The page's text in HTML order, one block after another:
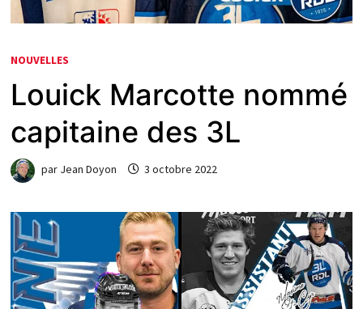
NOUVELLES
Louick Marcotte nommé
capitaine des 3L
par Jean Doyon 3 octobre 2022